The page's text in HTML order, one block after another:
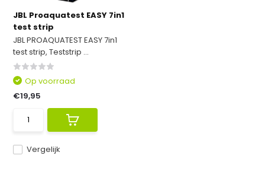
JBL Proaquatest EASY 7in1
test strip
JBL PROAQUATEST EASY 7in1
test strip, Teststrip ...
Vergelijk
Op voorraad
€19,95